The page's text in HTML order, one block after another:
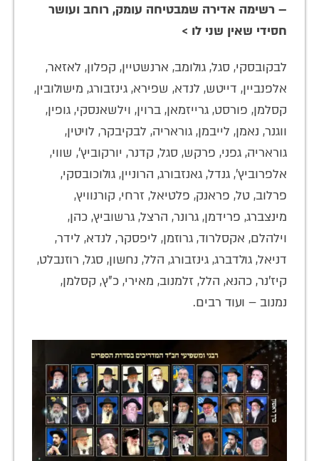
– רשימה אדירה שמבטיחה עומק, רוחב ועושר
חסידי שאין שני לו >
לבקובסקי, סגל, גולומב, ארנשטיין, קפלון, לאזאר,
אלפנביין, דייטש, לנדא, שפירא, גינזבורג, מישולובין,
קסלמן, פורסט, גרייזמאן, ברוין, וילשאנסקי, גופין,
ווגנר, נאמן, לייבמן, גוראריה, לבקיבקר, לויטין,
גוראריה, גפני, פרקש, סגל, קדנר, יורקוביץ', שווי,
אלפרוביץ', גנדל, גאנזבורג, הרוניין, גולוכובסקי,
פרלוב, טל, פראנק, פלטיאל, זרחי, קורנוויץ,
מינצברג, פרידמן, גרונר, הרצל, גרשוביץ, כהן,
וילהלם, אקסלרוד, גרוזמן, ליפסקר, לנדא, לידר,
דניאל, גולדברג, גינזבורג, הלל, נחשון, סגל, רוזנבלט,
קיז'נר, כהנא, הלל, זלמנוב, מאירי, כ"ץ, קסלמן,
נמנוב – ועוד רבים.